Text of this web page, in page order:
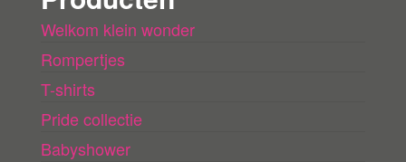
Welkom klein wonder
Rompertjes
T-shirts
Pride collectie
Babyshower